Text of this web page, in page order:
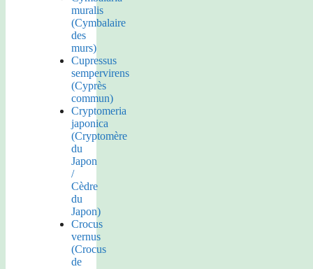
muralis
(Cymbalaire
des
murs)
Cupressus
sempervirens
(Cyprès
commun)
Cryptomeria
japonica
(Cryptomère
du
Japon
/
Cèdre
du
Japon)
Crocus
vernus
(Crocus
de